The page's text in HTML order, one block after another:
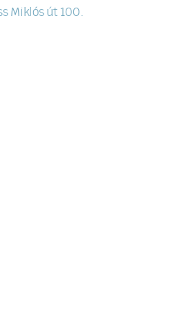
Miklós út 100.